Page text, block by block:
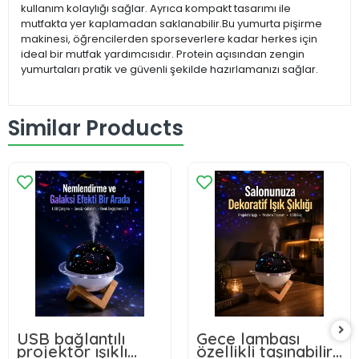
kullanım kolaylığı sağlar. Ayrıca kompakt tasarımı ile
mutfakta yer kaplamadan saklanabilir.Bu yumurta pişirme
makinesi, öğrencilerden sporseverlere kadar herkes için
ideal bir mutfak yardımcısıdır. Protein açısından zengin
yumurtaları pratik ve güvenli şekilde hazırlamanızı sağlar.
Similar Products
USB bağlantılı
projektör ışıklı
Gece lambası
özellikli taşınabilir